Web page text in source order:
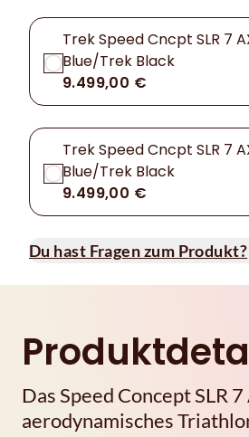
Trek Speed Cncpt SLR 7
Blue/Trek Black
9.499,00 €
Trek Speed Cncpt SLR 7
Blue/Trek Black
9.499,00 €
Du hast Fragen zum Produkt?
Das Speed Concept SLR
aerodynamisches